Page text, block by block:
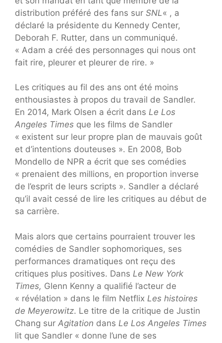
distribution préféré des fans sur SNL« , a
déclaré la présidente du Kennedy Center,
Deborah F. Rutter, dans un communiqué.
« Adam a créé des personnages qui nous ont
fait rire, pleurer et pleurer de rire. »
Les critiques au fil des ans ont été moins
enthousiastes à propos du travail de Sandler.
En 2014, Mark Olsen a écrit dans Le Los
Angeles Times que les films de Sandler
« existent sur leur propre plan de mauvais goût
et d’intentions douteuses ». En 2008, Bob
Mondello de NPR a écrit que ses comédies
« prenaient des millions, en proportion inverse
de l’esprit de leurs scripts ». Sandler a déclaré
qu’il avait cessé de lire les critiques au début de
sa carrière.
Mais alors que certains pourraient trouver les
comédies de Sandler sophomoriques, ses
performances dramatiques ont reçu des
critiques plus positives. Dans Le New York
Times, Glenn Kenny a qualifié l’acteur de
« révélation » dans le film Netflix Les histoires
de Meyerowitz. Le titre de la critique de Justin
Chang sur Agitation dans Le Los Angeles Times
lit que Sandler « donne l’une de ses